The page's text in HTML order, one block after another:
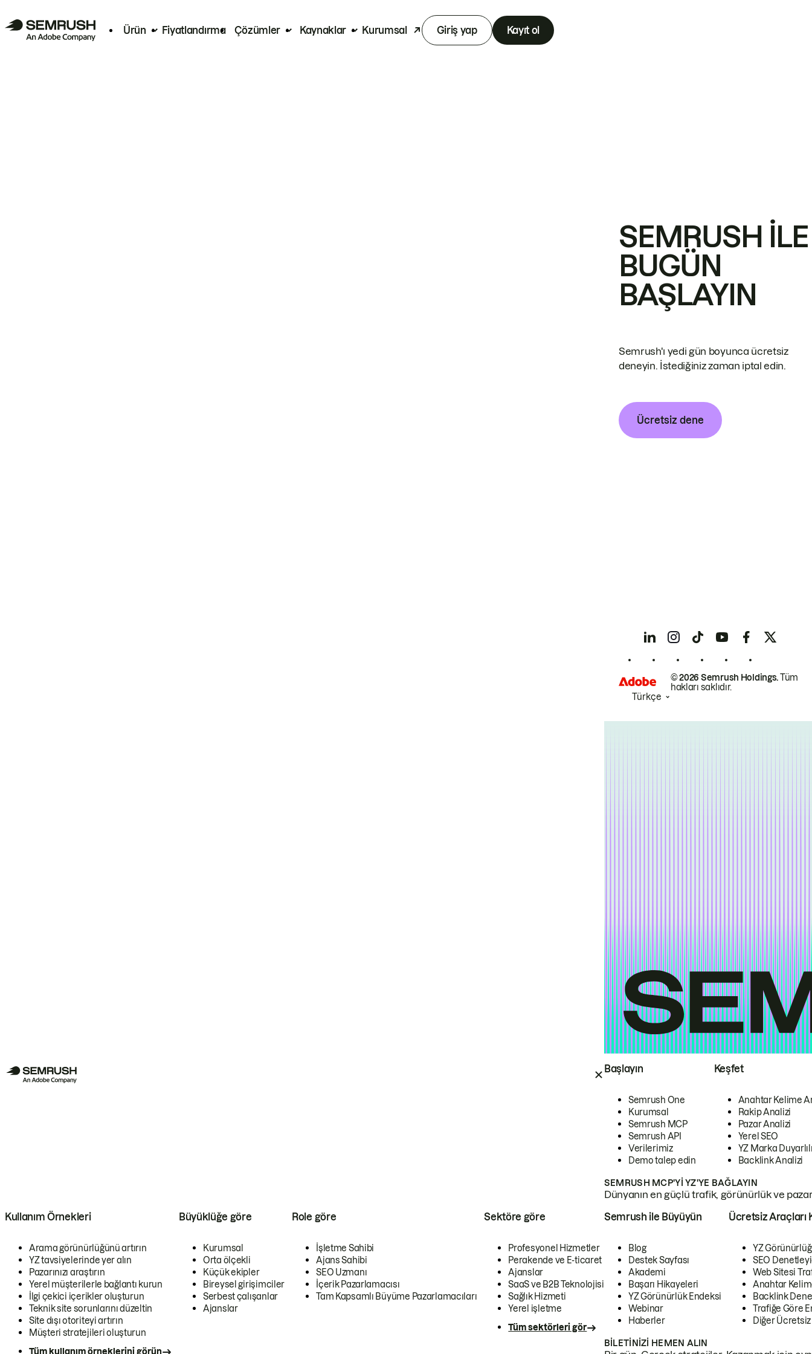
Ürün Fiyatlandırma Çözümler Kaynaklar Kurumsal Giriş yap Kayıt ol
Başlayın
Semrush One
Kurumsal
Semrush MCP
Semrush API
Verilerimiz
Demo talep edin
Keşfet
Anahtar Kelime
Rakip Analizi
Pazar Analizi
Yerel SEO
YZ Marka
Backlink Analizi
SEMRUSH MCP'YI YZ'YE BAĞLAYIN
Dünyanın en güçlü trafik, görünürlük ve
Kullanım Örnekleri
Arama görünürlüğünü artırın
YZ tavsiyelerinde yer alın
Pazarınızı araştırın
Yerel müşterilerle bağlantı kurun
İlgi çekici içerikler oluşturun
Teknik site sorunlarını düzeltin
Site dışı otoriteyi artırın
Müşteri stratejileri oluşturun
Tüm kullanım örneklerini görün
Büyüklüğe göre
Kurumsal
Orta ölçekli
Küçük ekipler
Bireysel girişimciler
Serbest çalışanlar
Ajanslar
Role göre
İşletme Sahibi
Ajans Sahibi
SEO Uzmanı
İçerik Pazarlamacısı
Tam Kapsamlı Büyüme Pazarlamacıları
Sektöre göre
Profesyonel Hizmetler
Perakende ve E-ticaret
Ajanslar
SaaS ve B2B Teknolojisi
Sağlık Hizmeti
Yerel işletme
Tüm sektörleri gör
Semrush ile Büyüyün
Blog
Destek Sayfası
Akademi
Başarı Hikayeleri
YZ Görünürlük Endeksi
Webinar
Haberler
Ücretsiz Araçları
YZ
SEO
Web Sitesi
Anahtar
Backlink
Trafiğe Göre
Diğer
BILETINIZI HEMEN ALIN
SEMRUSH ILE
BUGÜN
BAŞLAYIN
Semrush'ı yedi gün boyunca ücretsiz
deneyin. İstediğiniz zaman iptal edin.
Ücretsiz dene
© 2026 Semrush Holdings.Tüm
hakları saklıdır.
Türkçe